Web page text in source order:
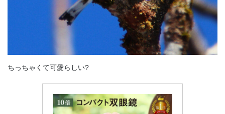
ちっちゃくて可愛らしい?